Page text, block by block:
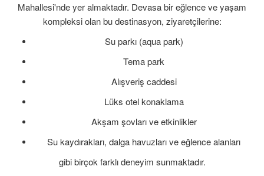
Mahallesi'nde yer almaktadır. Devasa bir eğlence ve yaşam
kompleksi olan bu destinasyon, ziyaretçilerine:
Su parkı (aqua park)
Tema park
Alışveriş caddesi
Lüks otel konaklama
Akşam şovları ve etkinlikler
Su kaydırakları, dalga havuzları ve eğlence alanları
gibi birçok farklı deneyim sunmaktadır.